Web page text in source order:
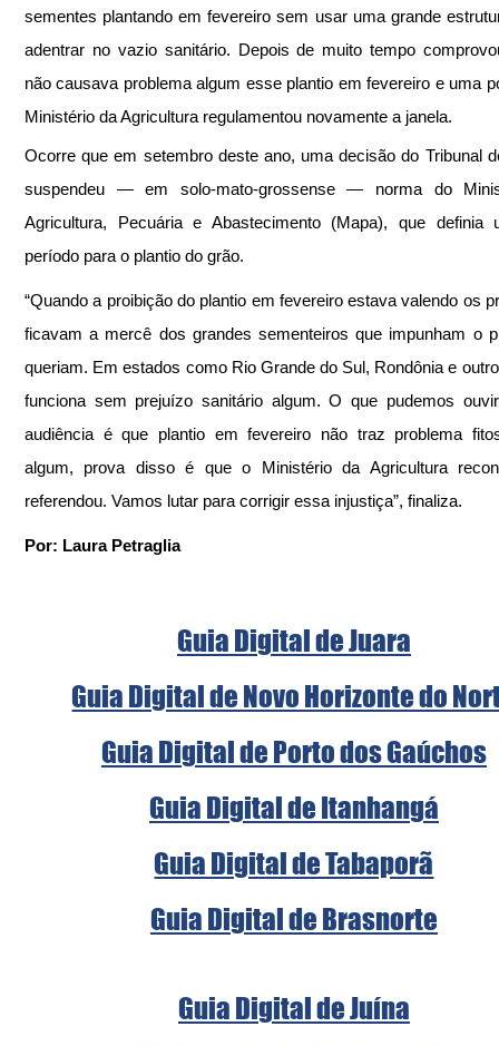
sementes plantando em fevereiro sem usar uma grande
adentrar no vazio sanitário. Depois de muito tempo
não causava problema algum esse plantio em fevereiro e uma
Ministério da Agricultura regulamentou novamente a janela.
Ocorre que em setembro deste ano, uma decisão do Tribunal
suspendeu — em solo-mato-grossense — norma do
Agricultura, Pecuária e Abastecimento (Mapa), que definia
período para o plantio do grão.
“Quando a proibição do plantio em fevereiro estava valendo os
ficavam a mercê dos grandes sementeiros que impunham o
queriam. Em estados como Rio Grande do Sul, Rondônia e
funciona sem prejuízo sanitário algum. O que pudemos
audiência é que plantio em fevereiro não traz problema
algum, prova disso é que o Ministério da Agricultura
referendou. Vamos lutar para corrigir essa injustiça”, finaliza.
Por: Laura Petraglia
Guia Digital de Juara
Guia Digital de Novo Horizonte do
Guia Digital de Porto dos Gaúchos
Guia Digital de Itanhangá
Guia Digital de Tabaporã
Guia Digital de Brasnorte
Guia Digital de Juína